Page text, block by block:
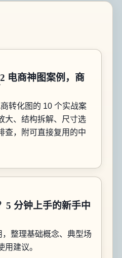
电商神图案例，商
转化图的 10 个实战案
大、结构拆解、尺寸选
查，附可直接复用的中
5 分钟上手的新手中
，整理基础概念、典型场
建议。